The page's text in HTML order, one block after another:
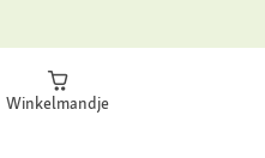
Winkelmandje